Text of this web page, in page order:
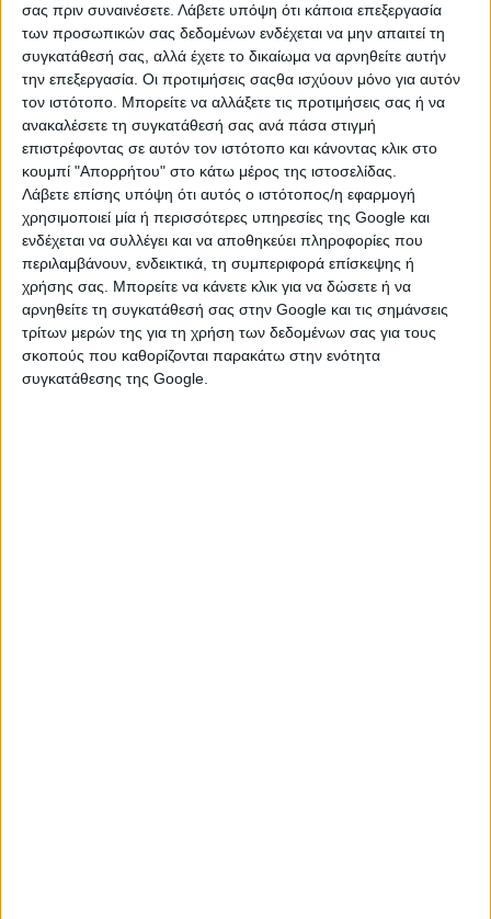
σας πριν συναινέσετε. Λάβετε υπόψη ότι κάποια επεξεργασία
των προσωπικών σας δεδομένων ενδέχεται να μην απαιτεί τη
συγκατάθεσή σας, αλλά έχετε το δικαίωμα να αρνηθείτε αυτήν
την επεξεργασία. Οι προτιμήσεις σαςθα ισχύουν μόνο για αυτόν
τον ιστότοπο. Μπορείτε να αλλάξετε τις προτιμήσεις σας ή να
ανακαλέσετε τη συγκατάθεσή σας ανά πάσα στιγμή
επιστρέφοντας σε αυτόν τον ιστότοπο και κάνοντας κλικ στο
κουμπί "Απορρήτου" στο κάτω μέρος της ιστοσελίδας.
Λάβετε επίσης υπόψη ότι αυτός ο ιστότοπος/η εφαρμογή
χρησιμοποιεί μία ή περισσότερες υπηρεσίες της Google και
ενδέχεται να συλλέγει και να αποθηκεύει πληροφορίες που
περιλαμβάνουν, ενδεικτικά, τη συμπεριφορά επίσκεψης ή
χρήσης σας. Μπορείτε να κάνετε κλικ για να δώσετε ή να
αρνηθείτε τη συγκατάθεσή σας στην Google και τις σημάνσεις
τρίτων μερών της για τη χρήση των δεδομένων σας για τους
σκοπούς που καθορίζονται παρακάτω στην ενότητα
συγκατάθεσης της Google.
Τρίτη, 28 Ιουλ 2026
ΚΛΑΡΚ
€ 8.000